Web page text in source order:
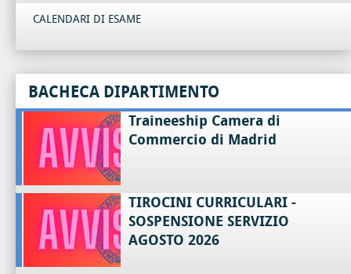
CALENDARI DI ESAME
BACHECA DIPARTIMENTO
Traineeship Camera di
Commercio di Madrid
TIROCINI CURRICULARI -
SOSPENSIONE SERVIZIO
AGOSTO 2026